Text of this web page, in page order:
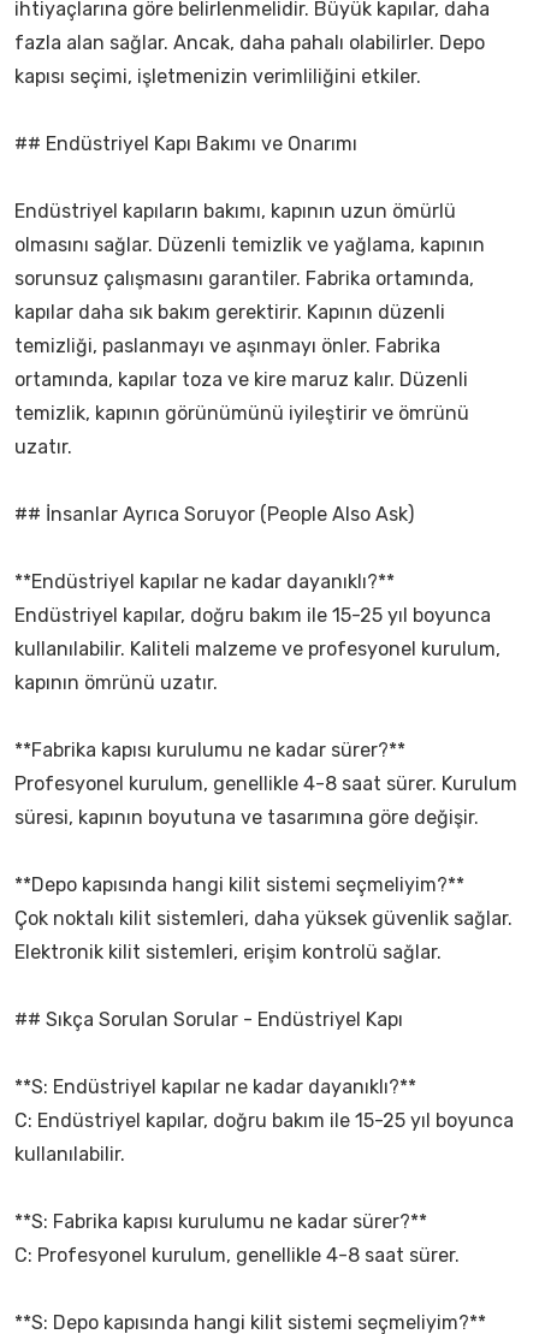
ihtiyaçlarına göre belirlenmelidir. Büyük kapılar, daha
fazla alan sağlar. Ancak, daha pahalı olabilirler. Depo
kapısı seçimi, işletmenizin verimliliğini etkiler.
## Endüstriyel Kapı Bakımı ve Onarımı
Endüstriyel kapıların bakımı, kapının uzun ömürlü
olmasını sağlar. Düzenli temizlik ve yağlama, kapının
sorunsuz çalışmasını garantiler. Fabrika ortamında,
kapılar daha sık bakım gerektirir. Kapının düzenli
temizliği, paslanmayı ve aşınmayı önler. Fabrika
ortamında, kapılar toza ve kire maruz kalır. Düzenli
temizlik, kapının görünümünü iyileştirir ve ömrünü
uzatır.
## İnsanlar Ayrıca Soruyor (People Also Ask)
**Endüstriyel kapılar ne kadar dayanıklı?**
Endüstriyel kapılar, doğru bakım ile 15-25 yıl boyunca
kullanılabilir. Kaliteli malzeme ve profesyonel kurulum,
kapının ömrünü uzatır.
**Fabrika kapısı kurulumu ne kadar sürer?**
Profesyonel kurulum, genellikle 4-8 saat sürer. Kurulum
süresi, kapının boyutuna ve tasarımına göre değişir.
**Depo kapısında hangi kilit sistemi seçmeliyim?**
Çok noktalı kilit sistemleri, daha yüksek güvenlik sağlar.
Elektronik kilit sistemleri, erişim kontrolü sağlar.
## Sıkça Sorulan Sorular - Endüstriyel Kapı
**S: Endüstriyel kapılar ne kadar dayanıklı?**
C: Endüstriyel kapılar, doğru bakım ile 15-25 yıl boyunca
kullanılabilir.
**S: Fabrika kapısı kurulumu ne kadar sürer?**
C: Profesyonel kurulum, genellikle 4-8 saat sürer.
**S: Depo kapısında hangi kilit sistemi seçmeliyim?**